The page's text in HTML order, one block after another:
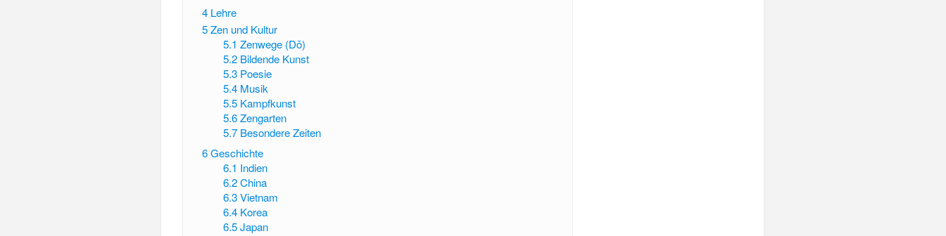
4 Lehre
5Zen und Kultur
5.1 Zenwege (Dō)
5.2 Bildende Kunst
5.3 Poesie
5.4 Musik
5.5 Kampfkunst
5.6 Zengarten
5.7 Besondere Zeiten
6Geschichte
6.1 Indien
6.2 China
6.3 Vietnam
6.4 Korea
6.5 Japan